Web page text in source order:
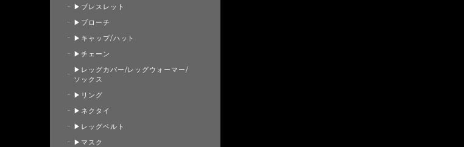
▶ブレスレット
▶ブローチ
▶キャップ/ハット
▶チェーン
▶レッグカバー/レッグウォーマー/
ソックス
▶リング
▶ネクタイ
▶レッグベルト
▶マスク